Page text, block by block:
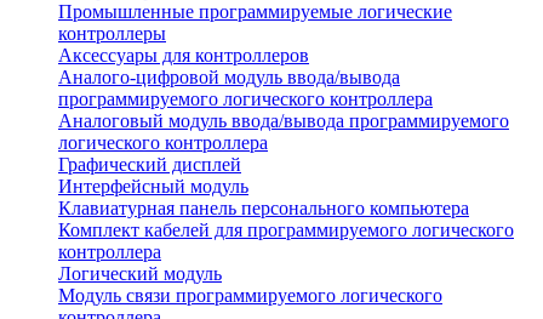
Промышленные программируемые логические
контроллеры
Аксессуары для контроллеров
Аналого-цифровой модуль ввода/вывода
программируемого логического контроллера
Аналоговый модуль ввода/вывода программируемого
логического контроллера
Графический дисплей
Интерфейсный модуль
Клавиатурная панель персонального компьютера
Комплект кабелей для программируемого логического
контроллера
Логический модуль
Модуль связи программируемого логического